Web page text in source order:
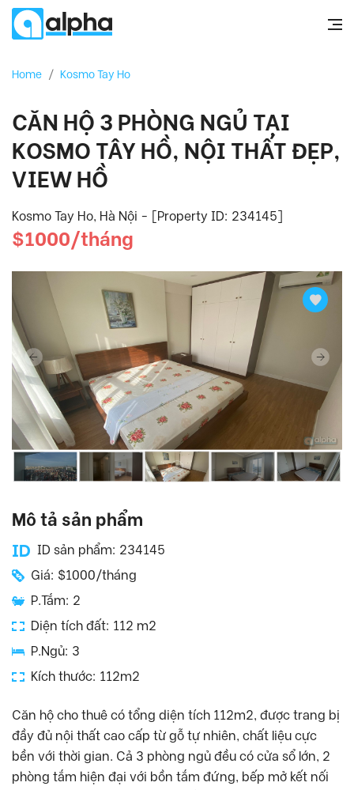
Home / Kosmo Tay Ho
CĂN HỘ 3 PHÒNG NGỦ TẠI
KOSMO TÂY HỒ, NỘI THẤT ĐẸP,
VIEW HỒ
Kosmo Tay Ho, Hà Nội - [Property ID: 234145]
$1000/tháng
Mô tả sản phẩm
ID sản phẩm: 234145
Giá: $1000/tháng
P.Tắm: 2
Diện tích đất: 112 m2
P.Ngủ: 3
Kích thước: 112m2
Căn hộ cho thuê có tổng diện tích 112m2, được trang bị
đầy đủ nội thất cao cấp từ gỗ tự nhiên, chất liệu cực
bền với thời gian. Cả 3 phòng ngủ đều có cửa sổ lớn, 2
phòng tắm hiện đại với bồn tắm đứng, bếp mở kết nối